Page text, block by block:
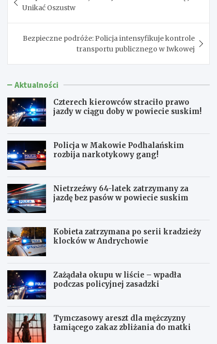
wpisu
Unikać Oszustw
Bezpieczne podróże: Policja intensyfikuje kontrole
transportu publicznego w Iwkowej
Aktualności
Czterech kierowców straciło prawo
jazdy w ciągu doby w powiecie suskim!
Policja w Makowie Podhalańskim
rozbija narkotykowy gang!
Nietrzeźwy 64-latek zatrzymany za
jazdę bez pasów w powiecie suskim
Kobieta zatrzymana po serii kradzieży
klocków w Andrychowie
Zażądała okupu w liście – wpadła
podczas policyjnej zasadzki
Tymczasowy areszt dla mężczyzny
łamiącego zakaz zbliżania do matki
C
P